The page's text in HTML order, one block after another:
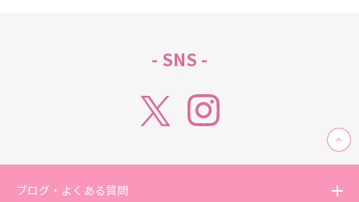
- SNS -
ブログ・よくある質問